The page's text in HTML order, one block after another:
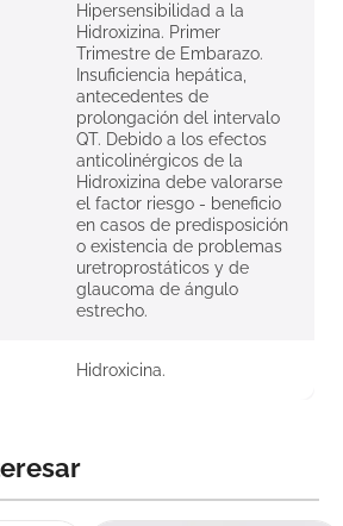
Hipersensibilidad a la
Hidroxizina. Primer
Trimestre de Embarazo.
Insuficiencia hepática,
antecedentes de
prolongación del intervalo
QT. Debido a los efectos
anticolinérgicos de la
Hidroxizina debe valorarse
el factor riesgo - beneficio
en casos de predisposición
o existencia de problemas
uretroprostáticos y de
glaucoma de ángulo
estrecho.
Hidroxicina.